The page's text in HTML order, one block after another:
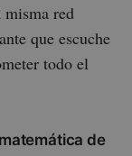
misma red
que escuche
todo el
de